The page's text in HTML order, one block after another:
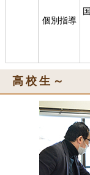
個別指導
高校生～